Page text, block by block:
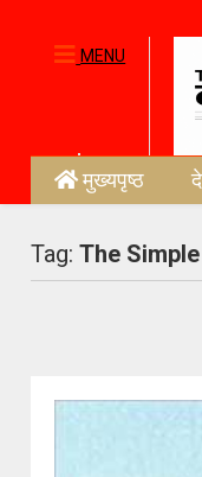
MENU
मुख्यपृष्ठ
Tag:The